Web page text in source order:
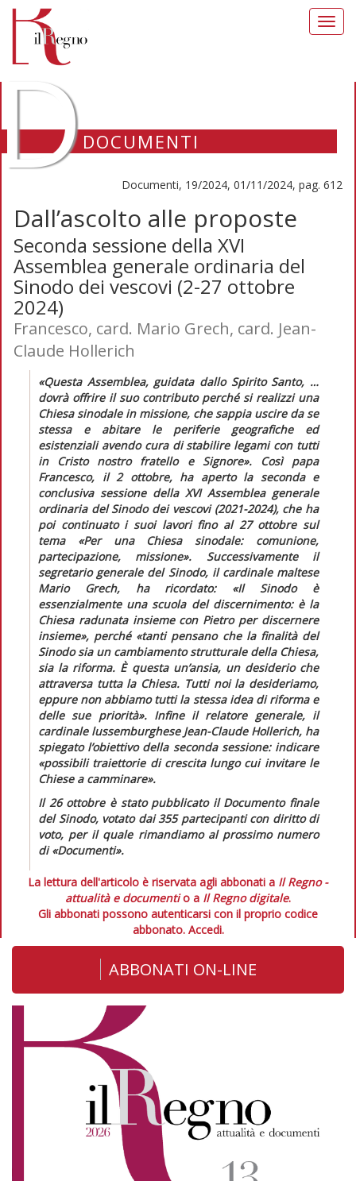
DOCUMENTI
Documenti, 19/2024, 01/11/2024, pag. 612
Dall’ascolto alle proposte
Seconda sessione della XVI
Assemblea generale ordinaria del
Sinodo dei vescovi (2-27 ottobre
2024)
Francesco, card. Mario Grech, card. Jean-
Claude Hollerich
«Questa Assemblea, guidata dallo Spirito Santo, …
dovrà offrire il suo contributo perché si realizzi una
Chiesa sinodale in missione, che sappia uscire da se
stessa e abitare le periferie geografiche ed
esistenziali avendo cura di stabilire legami con tutti
in Cristo nostro fratello e Signore».
Così papa
Francesco, il 2 ottobre, ha aperto la seconda e
conclusiva sessione della XVI Assemblea generale
ordinaria del Sinodo dei vescovi (2021-2024), che ha
poi continuato i suoi lavori fino al 27 ottobre sul
tema «Per una Chiesa sinodale: comunione,
partecipazione, missione». Successivamente il
segretario generale del Sinodo, il cardinale maltese
Mario Grech, ha ricordato: «Il Sinodo è
essenzialmente una scuola del discernimento: è la
Chiesa radunata insieme con Pietro per discernere
insieme», perché «tanti pensano che la finalità del
Sinodo sia un cambiamento strutturale della Chiesa,
sia la riforma. È questa un’ansia, un desiderio che
attraversa tutta la Chiesa. Tutti noi la desideriamo,
eppure non abbiamo tutti la stessa idea di riforma e
delle sue priorità». Infine il relatore generale, il
cardinale lussemburghese Jean-Claude Hollerich, ha
spiegato l’obiettivo della seconda sessione: indicare
«possibili traiettorie di crescita lungo cui invitare le
Chiese a camminare».
Il 26 ottobre è stato pubblicato il Documento finale
del Sinodo, votato dai 355 partecipanti con diritto di
voto, per il quale rimandiamo al prossimo numero
di «Documenti».
La lettura dell'articolo è riservata agli abbonati a Il Regno -
attualità e documentio a Il Regno digitale.
Gli abbonati possono autenticarsi con il proprio codice
abbonato. Accedi.
ABBONATI ON-LINE